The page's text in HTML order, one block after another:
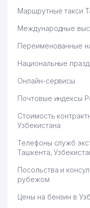
Маршрутные такси
Международные
Переименованные
Национальные
Онлайн-сервисы
Почтовые индексы
Стоимость
Узбекистана
Телефоны служб
Ташкента,
Посольства и
рубежом
Цены на бензин в